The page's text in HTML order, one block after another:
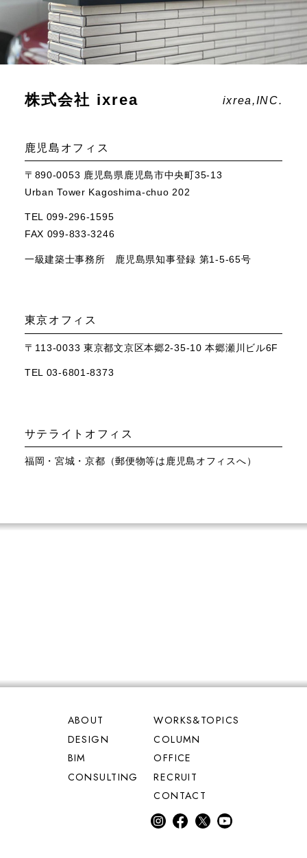
株式会社 ixrea ixrea,INC.
鹿児島オフィス
〒890-0053 鹿児島県鹿児島市中央町35-13
Urban Tower Kagoshima-chuo 202
TEL 099-296-1595
FAX 099-833-3246
一級建築士事務所 鹿児島県知事登録 第1-5-65号
東京オフィス
〒113-0033 東京都文京区本郷2-35-10 本郷瀬川ビル6F
TEL 03-6801-8373
サテライトオフィス
福岡・宮城・京都（郵便物等は鹿児島オフィスへ）
ABOUT
DESIGN
BIM
CONSULTING
WORKS&TOPICS
COLUMN
OFFICE
RECRUIT
CONTACT